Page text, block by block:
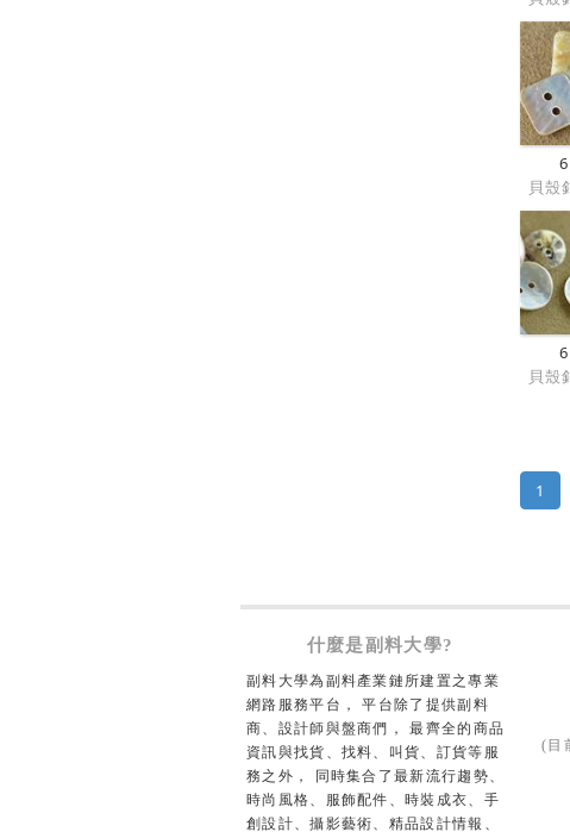
貝殼
貝殼
1
什麼是副料大學?
副料大學為副料產業鏈所建置之專業
網路服務平台， 平台除了提供副料
商、設計師與盤商們， 最齊全的商品
資訊與找貨、找料、叫貨、訂貨等服
務之外， 同時集合了最新流行趨勢、
時尚風格、服飾配件、時裝成衣、手
創設計、攝影藝術、精品設計情報、
(目